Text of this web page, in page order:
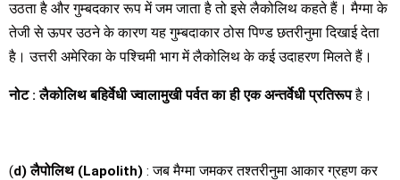
उठता है और गुम्बदकार रूप में जम जाता है तो इसे लैकोलिथ कहते हैं। मैग्मा के
तेजी से ऊपर उठने के कारण यह गुम्बदाकार ठोस पिण्ड छतरीनुमा दिखाई देता
है। उत्तरी अमेरिका के पश्चिमी भाग में लैकोलिथ के कई उदाहरण मिलते हैं।
नोट :लैकोलिथ बहिर्वेधी ज्वालामुखी पर्वत का ही एक अन्तर्वेधी प्रतिरूपहै।
(d)लैपोलिथ (Lapolith) : जब मैग्मा जमकर तश्तरीनुमा आकार ग्रहण कर